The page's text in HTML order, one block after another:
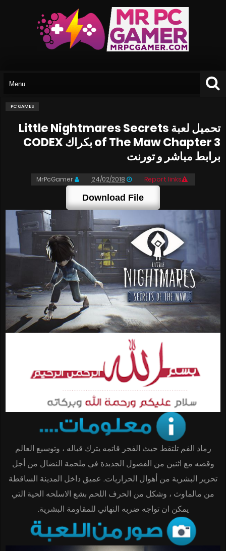
PC GAMES
تحميل لعبة Little Nightmares Secrets
of The Maw Chapter 3 بكراك CODEX
برابط مباشر و تورنت
MrPcGamer 24/02/2018 Report links
Download File
رماد الفم تلتقط حيث الفجر قاتمه يترك قباله ، وتوسيع العالم
وقصه مع اثنين من الفصول الجديدة في ملحمة النضال من أجل
تحرير البشرية من أهوال الحراريات. عميق داخل المدينة الساقطة
من مالماوث ، وشكل من الحرف اللحم بشع الاسلحه الحية التي
يمكن ان تواجه ضربه النهائي للمقاومة البشرية.